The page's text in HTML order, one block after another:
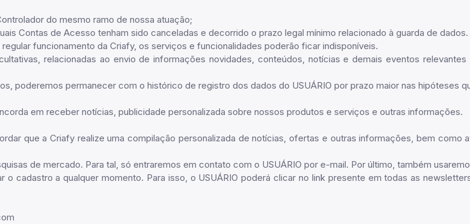
do mesmo ramo de nossa atuação;
Contas de Acesso tenham sido canceladas e decorrido o prazo legal mínimo relacionado à guarda de dados.
funcionamento da Criafy, os serviços e funcionalidades poderão ficar indisponíveis.
relacionadas ao envio de informações novidades, conteúdos, notícias e demais eventos
poderemos permanecer com o histórico de registro dos dados do USUÁRIO por prazo maior nas hipóteses
em receber notícias, publicidade personalizada sobre nossos produtos e serviços e outras informações.
que a Criafy realize uma compilação personalizada de notícias, ofertas e outras informações, bem
de mercado. Para tal, só entraremos em contato com o USUÁRIO por e-mail. Por último, também
o cadastro a qualquer momento. Para isso, o USUÁRIO poderá clicar no link presente em todas as